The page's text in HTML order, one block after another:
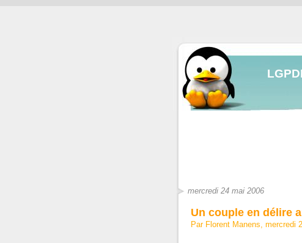
mercredi 24 mai 2006
Un couple en délire
Par Florent Manens, mercredi